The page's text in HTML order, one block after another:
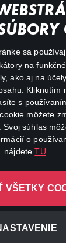
sa
na
ako aj na
Kliknutím
s
môžete
Svoj súhlas
o
nájdeteTU
VŠETKY
so sídlom Rue